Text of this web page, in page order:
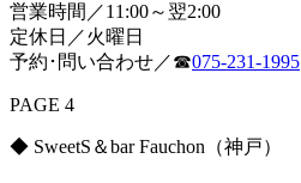
営業時間／11:00～翌2:00
定休日／火曜日
予約･問い合わせ／☎075-231-1995
PAGE 4
◆ SweetS＆bar Fauchon（神戸）